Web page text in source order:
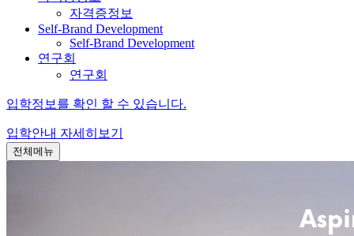
자격증정보
Self-Brand Development
Self-Brand Development
연구회
연구회
입학정보를 확인 할 수 있습니다.
입학안내 자세히보기
전체메뉴